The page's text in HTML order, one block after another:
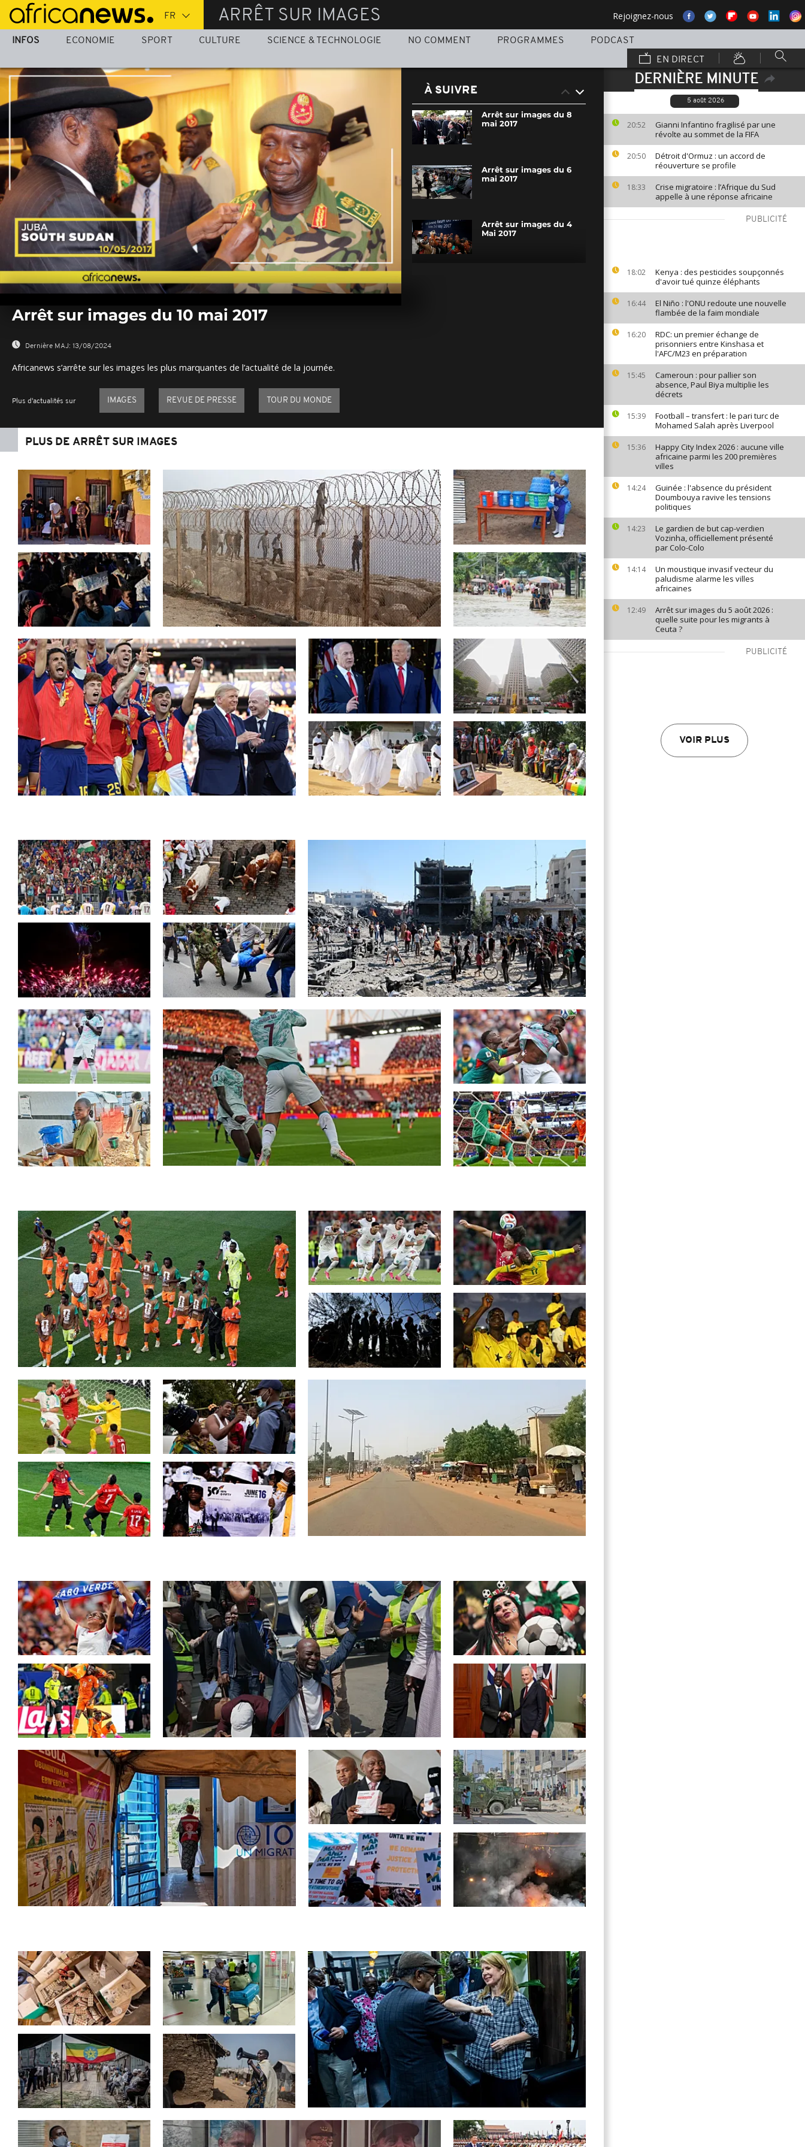
Passer
au
contenu
ARRÊT SUR IMAGES Rejoignez-nous
INFOS ECONOMIE SPORT CULTURE SCIENCE & TECHNOLOGIE NO COMMENT PROGRAMMES
PODCAST
EN DIRECT
DERNIÈRE MINUTE
5 août 2026
20:52
Gianni Infantino fragilisé par une
révolte au sommet de la FIFA
20:50
Détroit d'Ormuz : un accord de
réouverture se profile
18:33
Crise migratoire : l’Afrique du Sud
appelle à une réponse africaine
PUBLICITÉ
18:02
Kenya : des pesticides soupçonnés
d'avoir tué quinze éléphants
16:44
El Niño : l'ONU redoute une nouvelle
flambée de la faim mondiale
16:20
RDC: un premier échange de
prisonniers entre Kinshasa et
l'AFC/M23 en préparation
15:45
Cameroun : pour pallier son
absence, Paul Biya multiplie les
décrets
15:39
Football – transfert : le pari turc de
Mohamed Salah après Liverpool
15:36
Happy City Index 2026 : aucune ville
africaine parmi les 200 premières
villes
14:24
Guinée : l'absence du président
Doumbouya ravive les tensions
politiques
14:23
Le gardien de but cap-verdien
Vozinha, officiellement présenté
par Colo-Colo
14:14
Un moustique invasif vecteur du
paludisme alarme les villes
africaines
12:49
Arrêt sur images du 5 août 2026 :
quelle suite pour les migrants à
Ceuta ?
PUBLICITÉ
VOIR PLUS
seconds
0%
Arrêt sur images du 10 mai 2017
Dernière MAJ: 13/08/2024
Africanews s’arrête sur les images les plus marquantes de l’actualité de la journée.
Plus d'actualités sur IMAGES REVUE DE PRESSE TOUR DU MONDE
À SUIVRE
Arrêt sur images du 8
mai 2017
Arrêt sur images du 6
mai 2017
Arrêt sur images du 4
Mai 2017
PLUS DE ARRÊT SUR IMAGES